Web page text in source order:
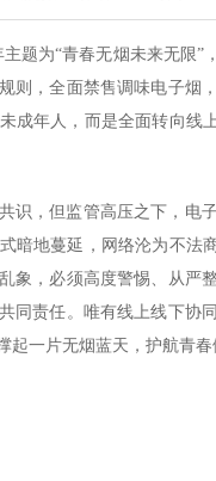
题为“青春无烟未来无限”
则，全面禁售调味电子烟
成年人，而是全面转向线
识，但监管高压之下，电
暗地蔓延，网络沦为不法
象，必须高度警惕、从严
同责任。唯有线上线下协
一片无烟蓝天，护航青春